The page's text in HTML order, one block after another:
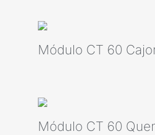
Módulo CT 60
Módulo CT 60